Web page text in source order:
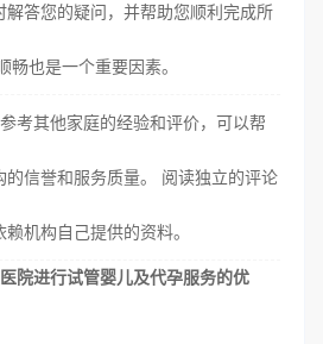
解答您的疑问，并帮助您顺利完成所
畅也是一个重要因素。
参考其他家庭的经验和评价，可以帮
的信誉和服务质量。 阅读独立的评论
机构自己提供的资料。
院进行试管婴儿及代孕服务的优